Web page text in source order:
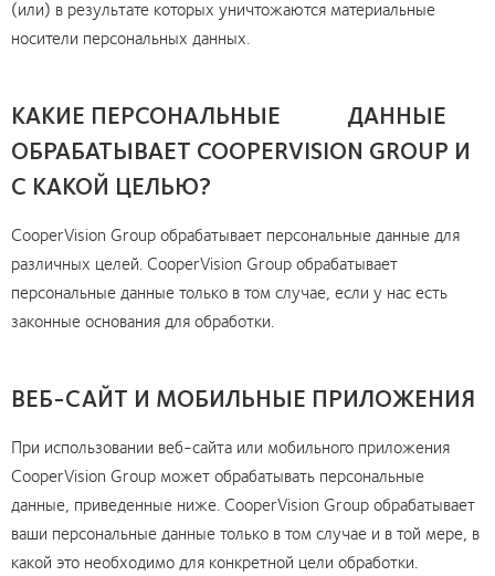
(или) в результате которых уничтожаются материальные
носители персональных данных.
КАКИЕ ПЕРСОНАЛЬНЫЕ ДАННЫЕ
ОБРАБАТЫВАЕТ COOPERVISION GROUP И
С КАКОЙ ЦЕЛЬЮ?
CooperVision Group обрабатывает персональные данные для
различных целей. CooperVision Group обрабатывает
персональные данные только в том случае, если у нас есть
законные основания для обработки.
ВЕБ-САЙТ И МОБИЛЬНЫЕ ПРИЛОЖЕНИЯ
При использовании веб-сайта или мобильного приложения
CooperVision Group может обрабатывать персональные
данные, приведенные ниже. CooperVision Group обрабатывает
ваши персональные данные только в том случае и в той мере, в
какой это необходимо для конкретной цели обработки.